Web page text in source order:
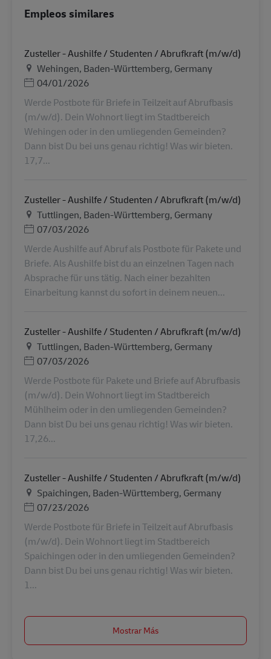
Empleos similares
Zusteller - Aushilfe / Studenten / Abrufkraft (m/w/d)
Ubicación
Wehingen, Baden-Württemberg, Germany
Posted Date
04/01/2026
Werde Postbote für Briefe in Teilzeit auf Abrufbasis
(m/w/d). Dein Wohnort liegt im Stadtbereich
Wehingen oder in den umliegenden Gemeinden?
Dann bist Du bei uns genau richtig! Was wir bieten.
17,7...
Zusteller - Aushilfe / Studenten / Abrufkraft (m/w/d)
Ubicación
Tuttlingen, Baden-Württemberg, Germany
Posted Date
07/03/2026
Werde Aushilfe auf Abruf als Postbote für Pakete und
Briefe. Als Aushilfe bist du an einzelnen Tagen nach
Absprache für uns tätig. Nach einer bezahlten
Einarbeitung kannst du sofort in deinem neuen...
Zusteller - Aushilfe / Studenten / Abrufkraft (m/w/d)
Ubicación
Tuttlingen, Baden-Württemberg, Germany
Posted Date
07/03/2026
Werde Postbote für Pakete und Briefe auf Abrufbasis
(m/w/d). Dein Wohnort liegt im Stadtbereich
Mühlheim oder in den umliegenden Gemeinden?
Dann bist Du bei uns genau richtig! Was wir bieten.
17,26...
Zusteller - Aushilfe / Studenten / Abrufkraft (m/w/d)
Ubicación
Spaichingen, Baden-Württemberg, Germany
Posted Date
07/23/2026
Werde Postbote für Briefe in Teilzeit auf Abrufbasis
(m/w/d). Dein Wohnort liegt im Stadtbereich
Spaichingen oder in den umliegenden Gemeinden?
Dann bist Du bei uns genau richtig! Was wir bieten.
1...
Mostrar Más